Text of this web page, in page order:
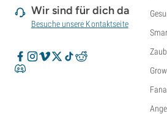
Super Sativa Seed Club
Super Strains
T.H. Seeds
Wir sind für dich da
Besuche unsere Kontaktseite